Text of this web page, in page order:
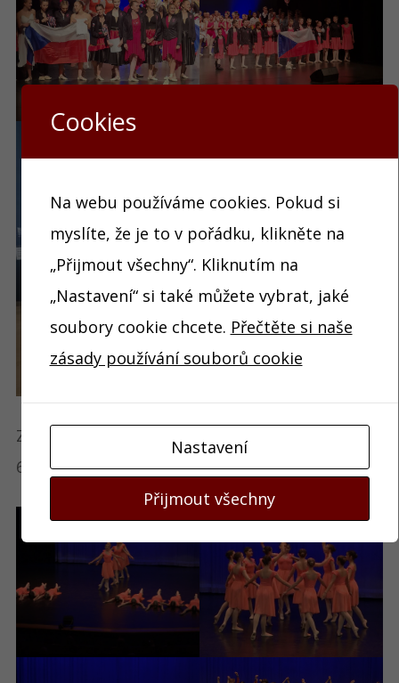
Závěrečné taneční vystoupení na JKO dne 1. a 2.
6. 2024
Cookies
Na webu používáme cookies. Pokud si
myslíte, že je to v pořádku, klikněte na
„Přijmout všechny“. Kliknutím na
„Nastavení“ si také můžete vybrat, jaké
soubory cookie chcete. Přečtěte si naše
zásady používání souborů cookie
Nastavení
Přijmout všechny